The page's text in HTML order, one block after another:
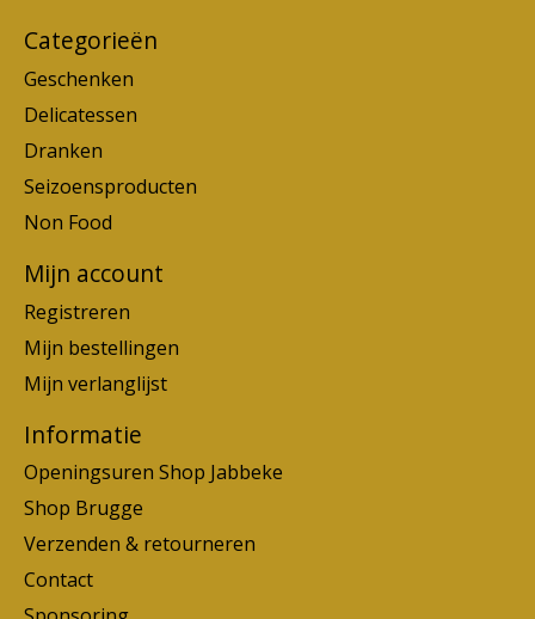
Categorieën
Geschenken
Delicatessen
Dranken
Seizoensproducten
Non Food
Mijn account
Registreren
Mijn bestellingen
Mijn verlanglijst
Informatie
Openingsuren Shop Jabbeke
Shop Brugge
Verzenden & retourneren
Contact